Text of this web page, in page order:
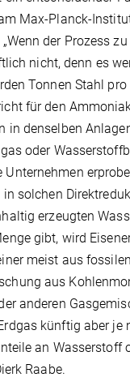
Max-Planck-
der Prozess
nicht, denn es
Tonnen Stahl pro
für den
in denselben
oder
Unternehmen
solchen
erzeugten
gibt, wird
meist aus
aus
anderen
künftig aber je
an Wasserstoff
Raabe.